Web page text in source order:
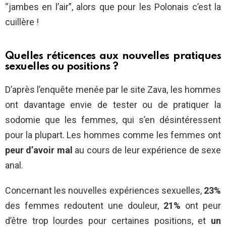
“jambes en l’air”, alors que pour les Polonais c’est la
cuillère !
Quelles réticences aux nouvelles pratiques
sexuelles ou positions ?
D’après l’enquête menée par le site Zava, les hommes
ont davantage envie de tester ou de pratiquer la
sodomie que les femmes, qui s’en désintéressent
pour la plupart. Les hommes comme les femmes ont
peur d’avoir mal au cours de leur expérience de sexe
anal.
Concernant les nouvelles expériences sexuelles,23%
des femmes redoutent une douleur, 21% ont peur
d’être trop lourdes pour certaines positions, et un